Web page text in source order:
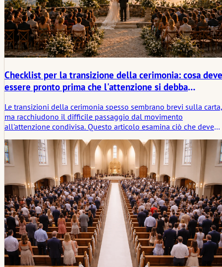
Checklist per la transizione della cerimonia: cosa deve
essere pronto prima che l'attenzione si debba
Le transizioni della cerimonia spesso sembrano brevi sulla carta,
ma racchiudono il difficile passaggio dal movimento
all'attenzione condivisa. Questo articolo esamina ciò che deve
e l'audio ai segnali, alla quiete e alla più silenziosa
emotiva della sala.